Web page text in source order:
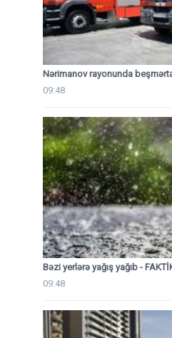
Nərimanov rayonunda
09:48
Bəzi yerlərə yağış yağıb -
09:48